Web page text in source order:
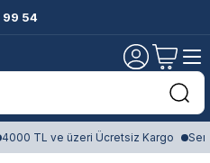
99 54
4000 TL ve üzeri Ücretsiz Kargo